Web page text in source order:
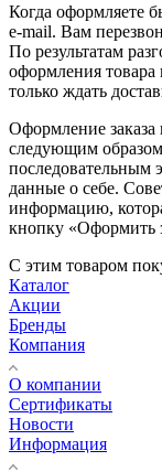
Когда оформляете
e-mail. Вам
По результатам
оформления товара
только ждать
Оформление
следующим
последовательным
данные о себе.
информацию,
кнопку «Оформить
С этим товаром
Каталог
Акции
Бренды
Компания
О компании
Сертификаты
Новости
Информация